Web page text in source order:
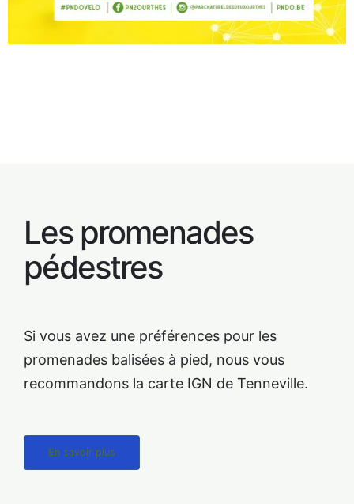
Les promenades
pédestres
Si vous avez une préférences pour les
promenades balisées à pied, nous vous
recommandons la carte IGN de Tenneville.
En savoir plus